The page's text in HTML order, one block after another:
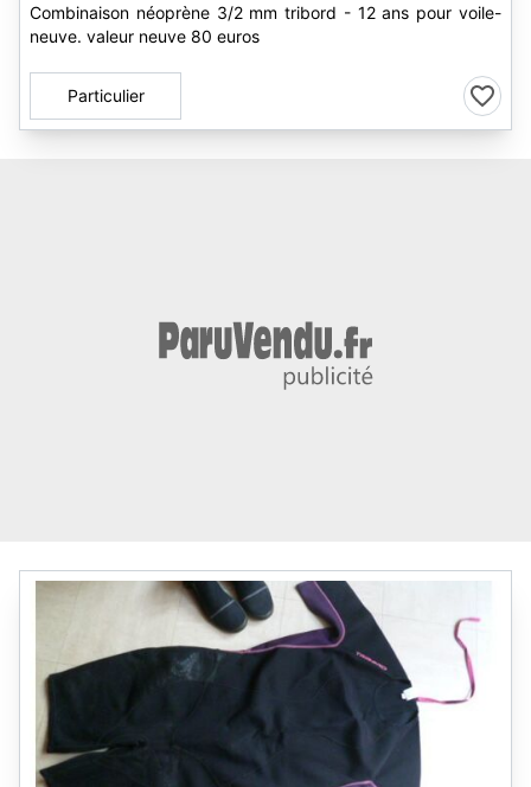
Combinaison néoprène 3/2 mm tribord - 12 ans pour voile-
neuve. valeur neuve 80 euros
Particulier